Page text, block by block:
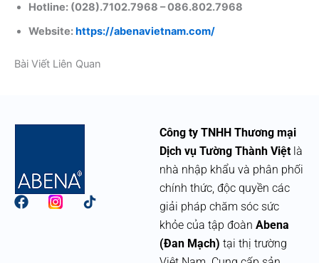
Hotline: (028).7102.7968 – 086.802.7968 ​
Website: https://abenavietnam.com/
Bài Viết Liên Quan
F
Công ty TNHH Thương mại
Dịch vụ Tường Thành Việtlà
nhà nhập khẩu và phân phối
chính thức, độc quyền các
giải pháp chăm sóc sức
khỏe của tập đoàn Abena
(Đan Mạch) tại thị trường